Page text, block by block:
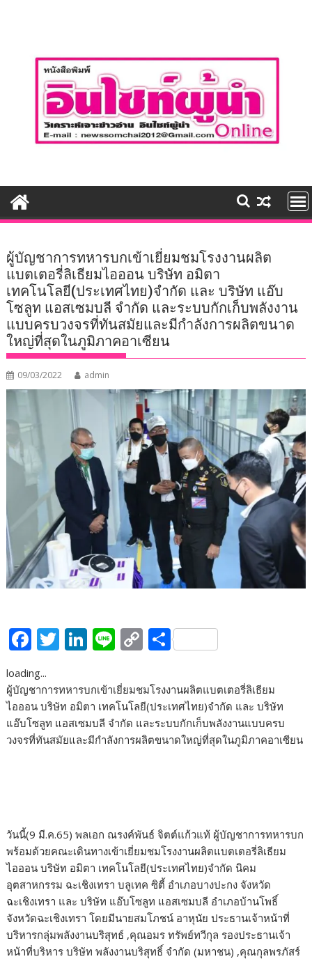
ผู้บัญชาการทหารบกเข้าเยี่ยมชมโรงงานผลิต
แบตเตอรี่ลิเธียมไอออน บริษัท อมิตา
เทคโนโลยี(ประเทศไทย)จำกัด และ บริษัท แอ๊บ
โซลูท แอสเซมบลี จำกัด และระบบกักเก็บพลังงาน
แบบครบวงจรที่ทันสมัยและมีกำลังการผลิตขนาด
ใหญ่ที่สุดในภูมิภาคอาเซียน
09/03/2022 admin
F
e
b
o
o
T
itt
er
Li
k
e
dI
n
Li
e
C
p
y
Li
n
S
ar
e
loading...
ผู้บัญชาการทหารบกเข้าเยี่ยมชมโรงงานผลิตแบตเตอรี่ลิเธียม
ไอออน บริษัท อมิตา เทคโนโลยี(ประเทศไทย)จำกัด และ บริษัท
แอ๊บโซลูท แอสเซมบลี จำกัด และระบบกักเก็บพลังงานแบบครบ
วงจรที่ทันสมัยและมีกำลังการผลิตขนาดใหญ่ที่สุดในภูมิภาคอาเซียน
วันนี้(9 มี.ค.65) พลเอก ณรงค์พันธ์ จิตต์แก้วแท้ ผู้บัญชาการทหารบก
พร้อมด้วยคณะเดินทางเข้าเยี่ยมชมโรงงานผลิตแบตเตอรี่ลิเธียม
ไอออน บริษัท อมิตา เทคโนโลยี(ประเทศไทย)จำกัด นิคม
อุตสาหกรรม ฉะเชิงเทรา บลูเทค ซิตี้ อำเภอบางปะกง จังหวัด
ฉะเชิงเทรา และ บริษัท แอ๊บโซลูท แอสเซมบลี อำเภอบ้านโพธิ์
จังหวัดฉะเชิงเทรา โดยมีนายสมโภชน์ อาหุนัย ประธานเจ้าหน้าที่
บริหารกลุ่มพลังงานบริสุทธ์ ,คุณอมร ทรัพย์ทวีกุล รองประธานเจ้า
หน้าที่บริหาร บริษัท พลังงานบริสุทธิ์ จำกัด (มหาชน) ,คุณกุลพรภัสร์